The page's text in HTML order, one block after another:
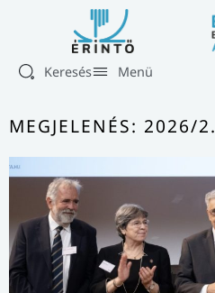
Keresés Menü
MEGJELENÉS: 2026/2.